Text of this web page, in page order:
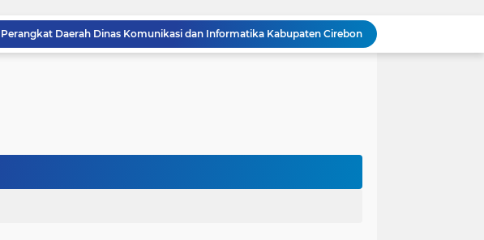
Wali Kota Cirebon Raih LPM Award 2026, Komitmen Pemberdayaan Masyarakat Mendapat Apresiasi Nasional
Wali Kota Kunjungi UPT Latihan Tenaga Kerja, Siapkan SDM Kompeten dan Siap Bersaing
Pemkab Cirebon Resmikan Fasilitas KDKMP, 116 Koperasi Siap Beroperasi